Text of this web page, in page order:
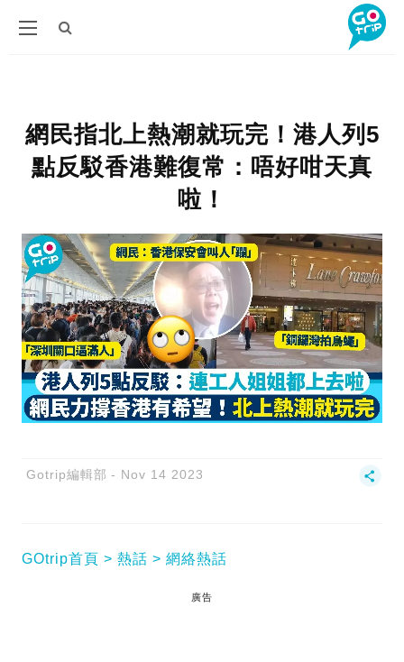
網民指北上熱潮就玩完！港人列5
點反駁香港難復常：唔好咁天真
啦！
Gotrip編輯部 Nov 14 2023
GOtrip首頁 熱話 網絡熱話
廣告